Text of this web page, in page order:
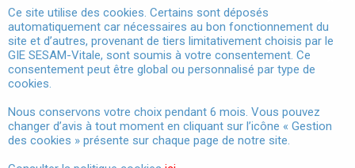
Mentions légales
Conditions Générales d'Utilisation
Données à Caractère Personnel
Accessibilité
Gestion des cookies
Ce site utilise des cookies. Certains sont déposés
automatiquement car nécessaires au bon fonctionnement du
site et d’autres, provenant de tiers limitativement choisis par le
GIE SESAM-Vitale, sont soumis à votre consentement. Ce
consentement peut être global ou personnalisé par type de
cookies.
Nous conservons votre choix pendant 6 mois. Vous pouvez
changer d’avis à tout moment en cliquant sur l’icône « Gestion
des cookies » présente sur chaque page de notre site.